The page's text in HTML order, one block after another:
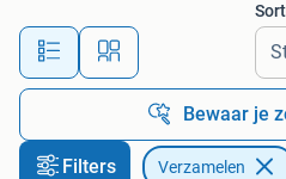
Alle
Bewaar je
Filters Verzamelen